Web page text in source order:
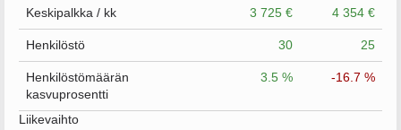
Keskipalkka / kk 3 725 € 4 354 €
Henkilöstö 30 25
Henkilöstömäärän
kasvuprosentti
3.5 % -16.7 %
Liikevaihto